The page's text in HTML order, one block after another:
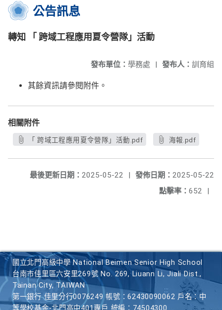
公告訊息
轉知 「 跨域工程應用夏令營隊」活動
發布人： 訓育組
發布單位： 學務處 |
其餘資訊請參閱附件。
相關附件
「 跨域工程應用夏令營隊」活動.pdf 海報.pdf
發佈日期： 2025-05-22
最後更新日期： 2025-05-22
|
點擊率： 652 |
國立北門高級中學 National Beimen Senior High School
台南市佳里區六安里269號 No. 269, Liuann Li, Jiali Dist.,
Tainan City, TAIWAN
第一銀行 佳里分行0076249 帳號：62430090062 戶名：中
等學校基金-北門高中401專戶 統編：74504300